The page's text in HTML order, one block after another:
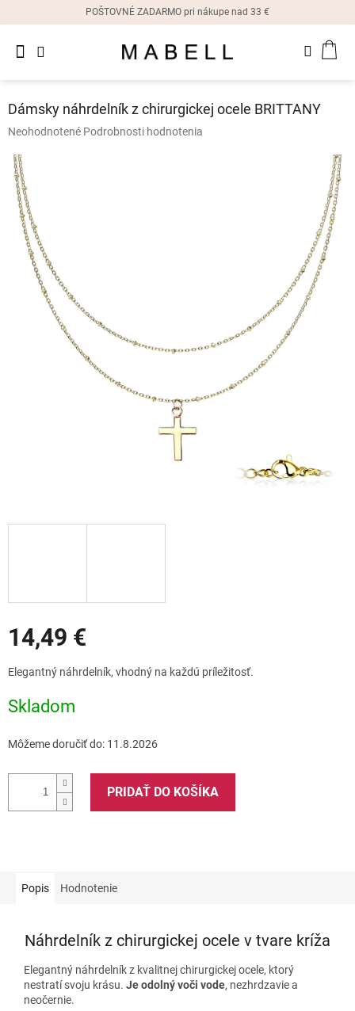
POŠTOVNÉ ZADARMO pri nákupe nad 33 €
Dámske
náušnice
Dámske
náramky
Dámske
náhrdelníky
Dámske
hodinky
Dámsky náhrdelník z chirurgickej ocele BRITTANY
Priemerné
produktu
je
0,0
hviezdičiek.
Neohodnotené Podrobnosti hodnotenia
14,49 €
cena:
Elegantný náhrdelník, vhodný na každú príležitosť.
Skladom
Môžeme doručiť do: 11.8.2026
PRIDAŤ DO KOŠÍKA
Popis Hodnotenie
Náhrdelník z chirurgickej ocele v tvare kríža
Elegantný náhrdelník z kvalitnej chirurgickej ocele, ktorý
nestratí svoju krásu. Je odolný voči vode, nezhrdzavie a
neočernie.